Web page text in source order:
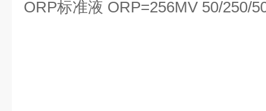
ORP标准液 ORP=256MV 50/250/